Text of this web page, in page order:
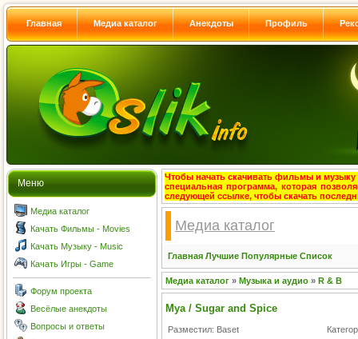
Главная Медиа каталог Анекдоты Профиль
Меню
Медиа каталог
Качать Фильмы - Movies
Качать Музыку - Music
Качать Игры - Game
Форум проекта
Весёлые анекдоты
Вопросы и ответы
Чтобы начать скачивать фильмы и музыку
специальная программа, которая
следующей ссылке, чтобы скачать
Медиа каталог
Главная Лучшие Популярные Список
Медиа каталог » Музыка и аудио » R & B
Mya / Sugar and Spice
Разместил: Baset